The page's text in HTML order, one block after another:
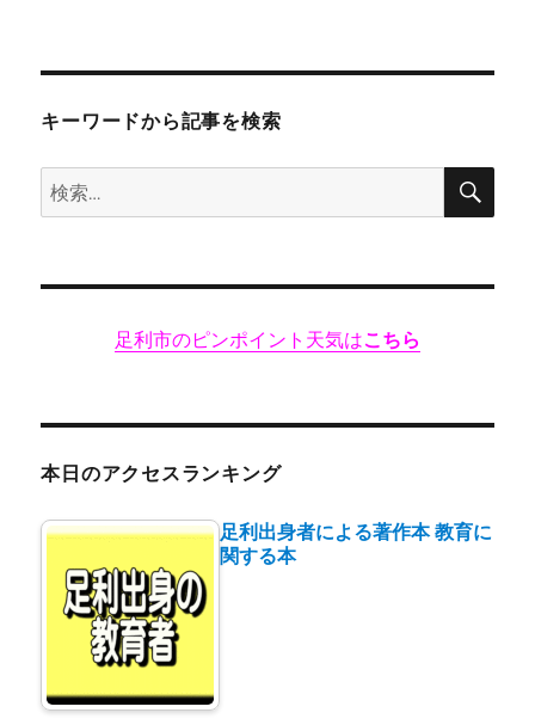
れ
る
ア
ト
ム
居
キーワードから記事を検索
検
索:
検
足利市のピンポイント天気はこちら
本日のアクセスランキング
足利出身者による著作本 教育に
関する本